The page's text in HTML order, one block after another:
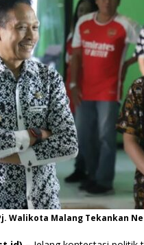
Walikota Malang Tekankan